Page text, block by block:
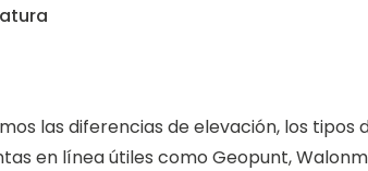
las diferencias de elevación, los tipos
en línea útiles como Geopunt,